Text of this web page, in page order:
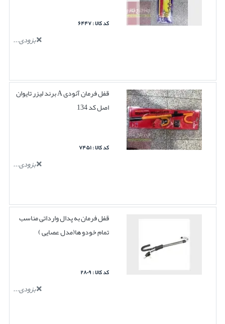
کد کالا : ۶۴۴۷
بزودی...
قفل فرمان آئودی A برند لیزر تایوان
اصل کد 134
کد کالا : ۷۴۵۱
بزودی...
قفل فرمان به پدال وارداتی مناسب
تمام خودو ها(مدل عصایی )
کد کالا : ۲۸۰۹
بزودی...